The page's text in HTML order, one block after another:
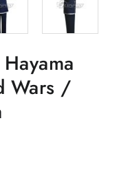
Wars /